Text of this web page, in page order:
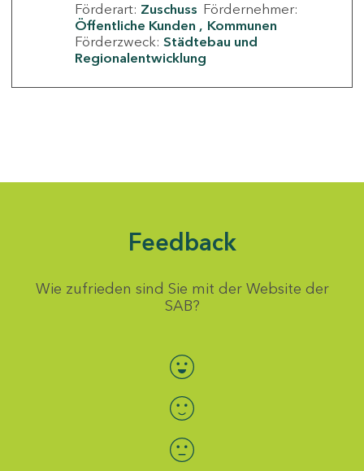
Förderart: Zuschuss Fördernehmer:
Öffentliche Kunden
Kommunen
Förderzweck: Städtebau und
Regionalentwicklung
Feedback
Wie zufrieden sind Sie mit der Website der
SAB?
Bewertung auswählen